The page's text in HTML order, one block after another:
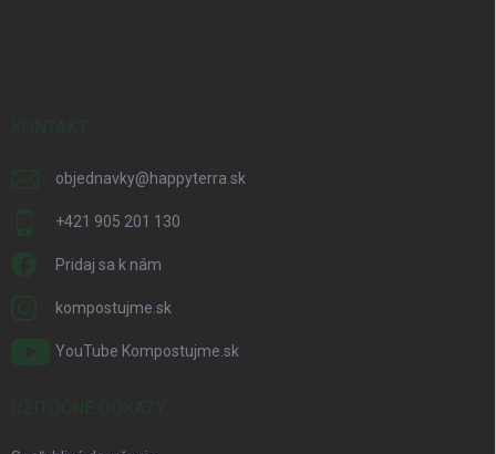
objednavky@happyterra.sk
+421 905 201 130
Pridaj sa k nám
kompostujme.sk
YouTube Kompostujme.sk